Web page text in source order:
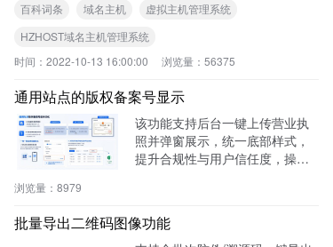
式进行管理定制。让使用者能在操作简单快捷的情况下
轻松完成业务的实时申请、开通和管理以及续费升级。
百科词条 域名主机
虚拟主机管理系统
HZHOST域名主机管理系统
时间： 2022-10-13 16:00:00 浏览量： 56375
通用站点的版权备案号显示
该功能支持后台一键上传营业执
照并弹窗展示，统一底部样式，
提升合规性与用户信任度，操作
浏览量： 8979
批量导出二维码图像功能